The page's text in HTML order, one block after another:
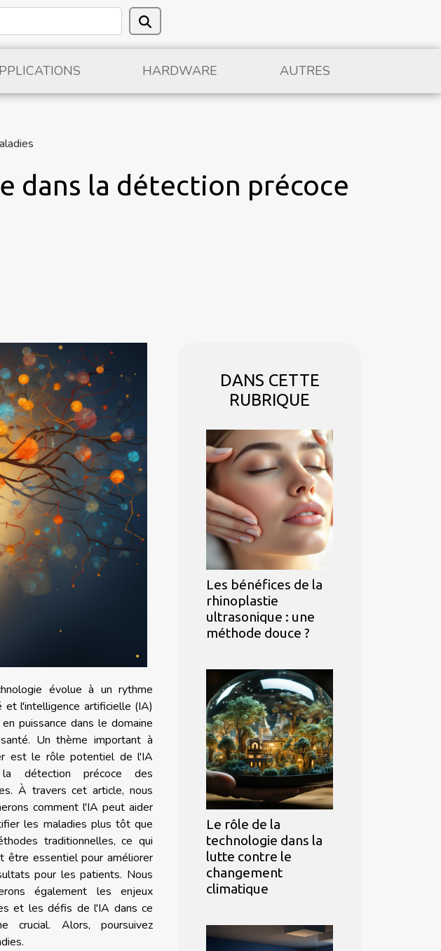
HARDWARE AUTRES
dans la détection précoce
évolue à un rythme
et l'intelligence artificielle (IA)
puissance dans le domaine
Un thème important à
est le rôle potentiel de l'IA
détection précoce des
À travers cet article, nous
comment l'IA peut aider
les maladies plus tôt que
traditionnelles, ce qui
être essentiel pour améliorer
pour les patients. Nous
également les enjeux
et les défis de l'IA dans ce
crucial. Alors, poursuivez
DANS CETTE
RUBRIQUE
Les bénéfices de la
rhinoplastie
ultrasonique : une
méthode douce ?
Le rôle de la
technologie dans la
lutte contre le
changement
climatique